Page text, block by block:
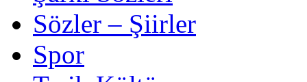
Sözler – Şiirler
Spor